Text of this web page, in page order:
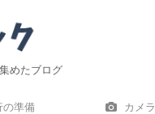
めたブログ
の準備 カメラ